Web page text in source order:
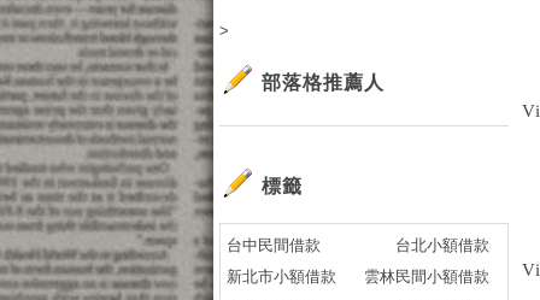
>
部落格推薦人
標籤
台中民間借款
台北小額借款
新北市小額借款
雲林民間小額借款